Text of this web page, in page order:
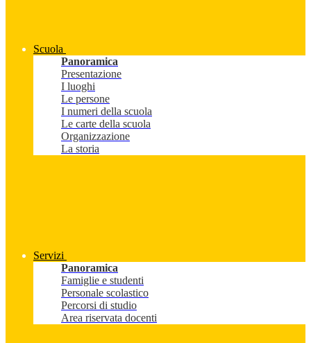
Scuola
Panoramica
Presentazione
I luoghi
Le persone
I numeri della scuola
Le carte della scuola
Organizzazione
La storia
Servizi
Panoramica
Famiglie e studenti
Personale scolastico
Percorsi di studio
Area riservata docenti